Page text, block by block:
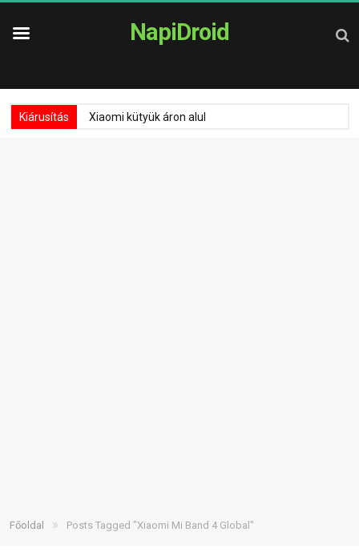
NapiDroid
Kiárusítás Xiaomi kütyük áron alul
Főoldal » Posts Tagged "Xiaomi Mi Band 4 Global"